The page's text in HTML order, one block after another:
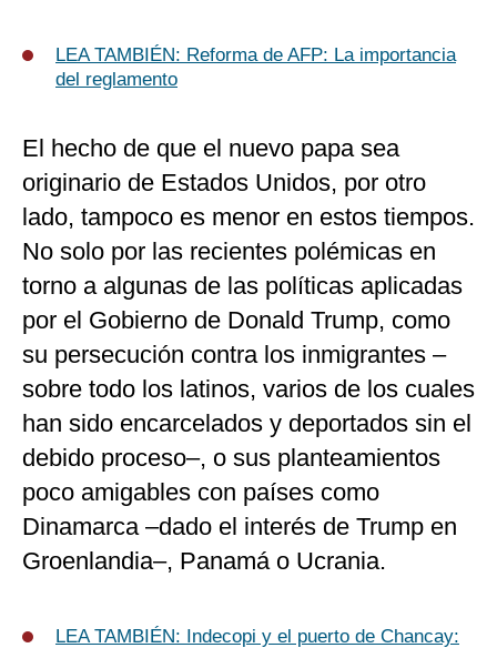
LEA TAMBIÉN: Reforma de AFP: La importancia
del reglamento
El hecho de que el nuevo papa sea
originario de Estados Unidos, por otro
lado, tampoco es menor en estos tiempos.
No solo por las recientes polémicas en
torno a algunas de las políticas aplicadas
por el Gobierno de Donald Trump, como
su persecución contra los inmigrantes –
sobre todo los latinos, varios de los cuales
han sido encarcelados y deportados sin el
debido proceso–, o sus planteamientos
poco amigables con países como
Dinamarca –dado el interés de Trump en
Groenlandia–, Panamá o Ucrania.
LEA TAMBIÉN:
Indecopi y el puerto de Chancay: